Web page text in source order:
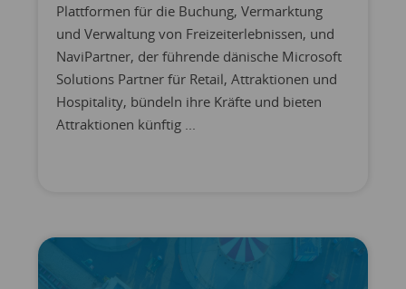
Plattformen für die Buchung, Vermarktung
und Verwaltung von Freizeiterlebnissen, und
NaviPartner, der führende dänische Microsoft
Solutions Partner für Retail, Attraktionen und
Hospitality, bündeln ihre Kräfte und bieten
Attraktionen künftig ...